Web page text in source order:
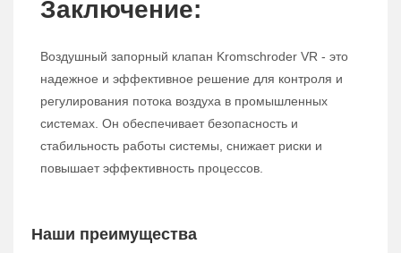
Заключение:
Воздушный запорный клапан Kromschroder VR - это
надежное и эффективное решение для контроля и
регулирования потока воздуха в промышленных
системах. Он обеспечивает безопасность и
стабильность работы системы, снижает риски и
повышает эффективность процессов.
Наши преимущества